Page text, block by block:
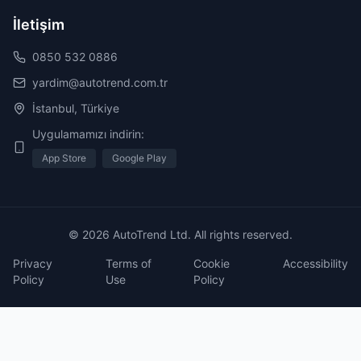
İletişim
0850 532 0886
yardim@autotrend.com.tr
İstanbul, Türkiye
Uygulamamızı indirin:
App Store Google Play
© 2026 AutoTrend Ltd. All rights reserved.
Privacy
Policy
Terms of
Use
Cookie
Policy
Accessibility